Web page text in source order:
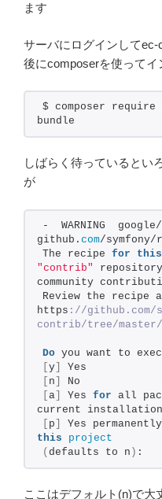
ます
サーバにログインして
後にcomposerを使ってイ
$ composer
bundle
しばらく待っているとい
が
-  WARNING  google/
github. com/
The recipe for this
"contrib"
community
Review the recipe
https ://github.com/
contrib/tree/
Do you want to
y
Yes
n
No
a Yes for all
current installation
p Yes
this
project
( defaults to n ) :
ここはデフォルト(n)で大